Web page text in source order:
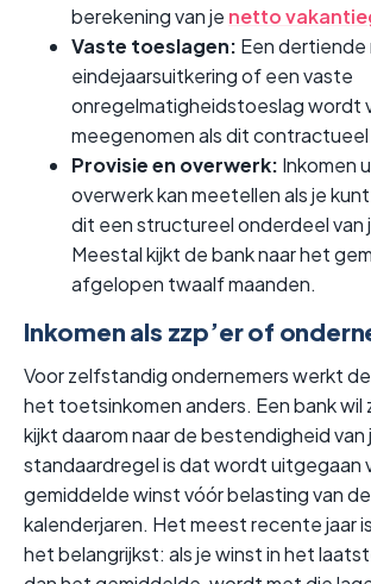
berekening van je netto
Vaste toeslagen: Een dertiende
eindejaarsuitkering of een vaste
onregelmatigheidstoeslag wordt
meegenomen als dit
Provisie en overwerk: Inkomen
overwerk kan meetellen als je
dit een structureel onderdeel van
Meestal kijkt de bank naar het
afgelopen twaalf maanden.
Inkomen als zzp’er of
Voor zelfstandig ondernemers werkt
het toetsinkomen anders. Een bank wil
kijkt daarom naar de bestendigheid van
standaardregel is dat wordt uitgegaan
gemiddelde winst vóór belasting van
kalenderjaren. Het meest recente jaar
het belangrijkst: als je winst in het